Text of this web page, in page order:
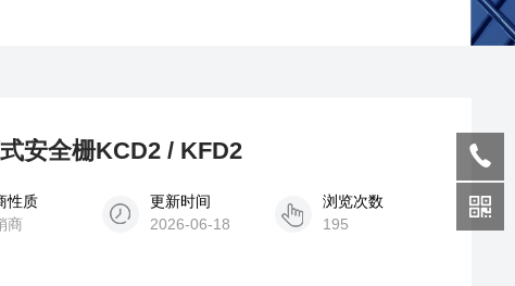
安全栅KCD2 / KFD2
性质
商
更新时间
2026-06-18
浏览次数
195